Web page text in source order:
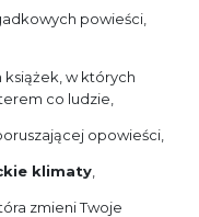
powieści,
w których
co ludzie,
opowieści,
klimaty
zmieni Twoje